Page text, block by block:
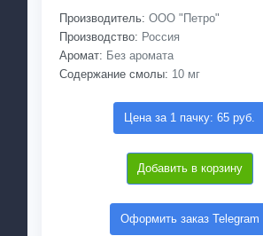
Производитель: ООО "Петро"
Производство: Россия
Аромат: Без аромата
Содержание смолы: 10 мг
Цена за 1 пачку: 65 руб.
Добавить в корзину
Оформить заказ Telegram